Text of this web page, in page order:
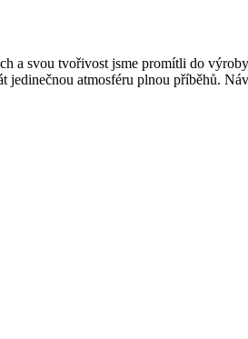
a svou tvořivost jsme promítli do
atmosféru plnou příběhů.